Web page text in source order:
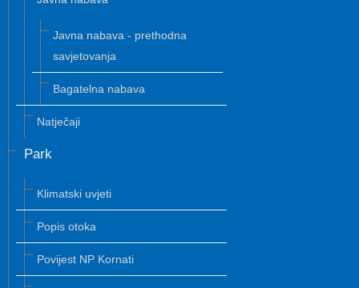
Javna nabava - prethodna
savjetovanja
Bagatelna nabava
Natječaji
Park
Klimatski uvjeti
Popis otoka
Povijest NP Kornati